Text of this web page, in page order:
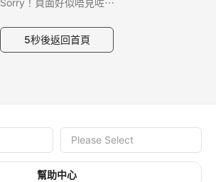
Sorry！頁面好似唔見咗⋯
5秒後返回首頁
幫助中心